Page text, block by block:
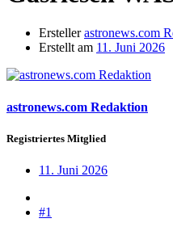
Ersteller astronews.com
Erstellt am 11. Juni 2026
astronews.com Redaktion
Registriertes Mitglied
11. Juni 2026
#1